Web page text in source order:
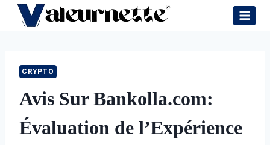
Skip
CRYPTO
Avis Sur Bankolla.com:
Évaluation de l’Expérience